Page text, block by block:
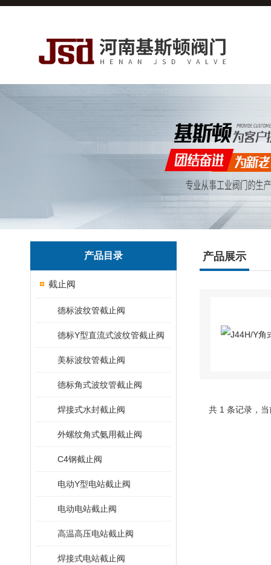
产品目录
截止阀
德标波纹管截止阀
德标Y型直流式波纹管截止阀
美标波纹管截止阀
德标角式波纹管截止阀
焊接式水封截止阀
外螺纹角式氨用截止阀
C4钢截止阀
电动Y型电站截止阀
电动电站截止阀
高温高压电站截止阀
焊接式电站截止阀
产品展示
共 1 条记录，